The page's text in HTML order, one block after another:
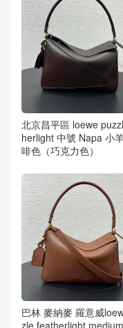
北京昌平區 loewe
herlight 中號 Napa 小
啡色（巧克力色）
巴林 麥納麥 羅意威